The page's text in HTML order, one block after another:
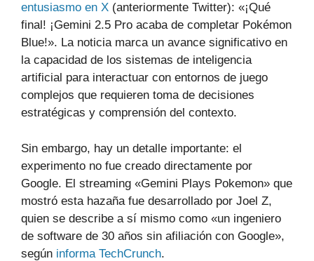
entusiasmo en X (anteriormente Twitter): «¡Qué
final! ¡Gemini 2.5 Pro acaba de completar Pokémon
Blue!». La noticia marca un avance significativo en
la capacidad de los sistemas de inteligencia
artificial para interactuar con entornos de juego
complejos que requieren toma de decisiones
estratégicas y comprensión del contexto.
Sin embargo, hay un detalle importante: el
experimento no fue creado directamente por
Google. El streaming «Gemini Plays Pokemon» que
mostró esta hazaña fue desarrollado por Joel Z,
quien se describe a sí mismo como «un ingeniero
de software de 30 años sin afiliación con Google»,
según informa TechCrunch.